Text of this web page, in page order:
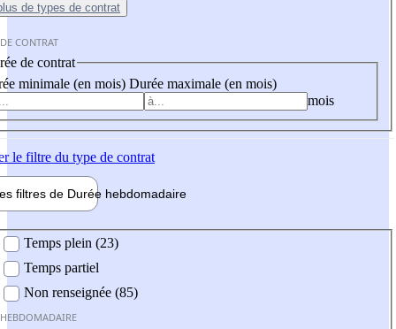
de types de contrat
CONTRAT
de contrat
minimale (en mois) Durée maximale (en mois)
mois
le filtre du type de contrat
filtres de Durée hebdomadaire
Temps plein (23)
Temps partiel
Non renseignée (85)